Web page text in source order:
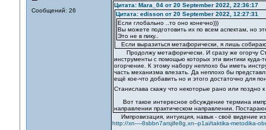
Сообщений: 26
Цитата: Mara_04 от 20 September 2022, 22:36:17
Цитата: edisson от 20 September 2022, 12:27:31
Если глобально ..то оно конечно)))
Вы можете подготовить их по всем аспектам, но
Это не в пику..
Если выразиться метафорически, я лишь
Продолжу метафорически. И сразу же огорчу
инструменты с помощью которых эти винтики
огорчение. К этому набору неплохо бы иметь
часть механизма влезать. Да неплохо бы
ещё кое-что добавить но и этого достаточно для
Станислава скажу что некоторые рано или
Вот такое интересное обсуждение термина
направлении практическом направлении.
Импровизация, интуиция, навык - своё видение
http://xn----8sbbn7arsjife8g.xn--p1ai/taktika-metodika-